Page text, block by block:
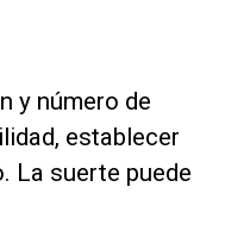
y número de
establecer
La suerte puede